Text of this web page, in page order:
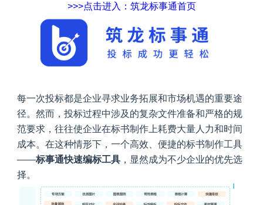
>>>点击进入：筑龙标事通首页
每一次投标都是企业寻求业务拓展和市场机遇的重要途
径。然而，投标过程中涉及的复杂文件准备和严格的规
范要求，往往使企业在标书制作上耗费大量人力和时间
成本。在这种情形下，一个高效、便捷的标书制作工具
——标事通快速编标工具，显然成为不少企业的优先选
择。